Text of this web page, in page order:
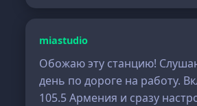
miastudio
Обожаю эту станцию!
день по дороге на работу.
105.5 Армения и сразу